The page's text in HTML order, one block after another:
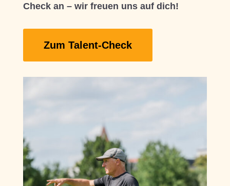
Check an – wir freuen uns auf dich!
Zum Talent-Check